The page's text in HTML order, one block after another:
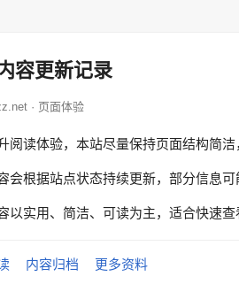
容更新记录
· 页面体验
阅读体验，本站尽量保持页面结构简
会根据站点状态持续更新，部分信息
以实用、简洁、可读为主，适合快速查
内容归档 更多资料